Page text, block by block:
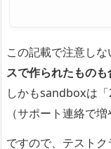
この記載で注意し
スで作られたものも
しかもsandboxは「
（サポート連絡で
ですので、テスト